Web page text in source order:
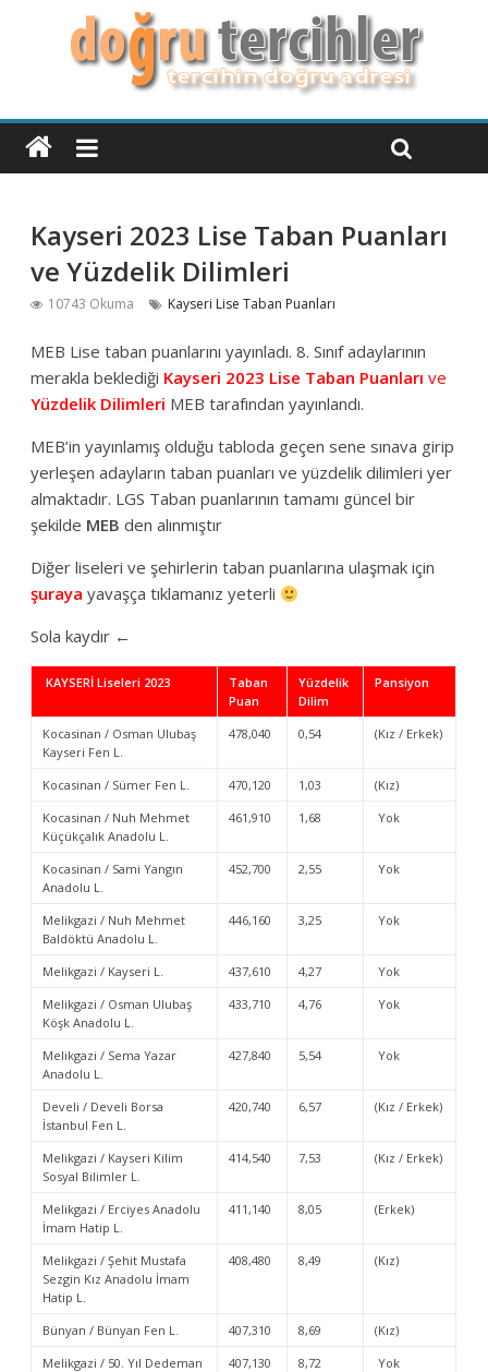
Kayseri 2023 Lise Taban Puanları
ve Yüzdelik Dilimleri
10743 Okuma Kayseri Lise Taban Puanları
MEB Lise taban puanlarını yayınladı. 8. Sınıf adaylarının
merakla beklediği Kayseri 2023 Lise Taban Puanları ve
Yüzdelik Dilimleri MEB tarafından yayınlandı.
MEB’in yayınlamış olduğu tabloda geçen sene sınava girip
yerleşen adayların taban puanları ve yüzdelik dilimleri yer
almaktadır. LGS Taban puanlarının tamamı güncel bir
şekilde MEBden alınmıştır
Diğer liseleri ve şehirlerin taban puanlarına ulaşmak için
şuraya yavaşça tıklamanız yeterli
Sola kaydır ←
KAYSERİ Liseleri 2023
Taban
Puan
Yüzdelik
Dilim
Pansiyon
Kocasinan / Osman Ulubaş
Kayseri Fen L.
478,040 0,54 (Kız / Erkek)
Kocasinan / Sümer Fen L. 470,120 1,03
(Kız)
Kocasinan / Nuh Mehmet
Küçükçalık Anadolu L.
461,910 1,68 Yok
Kocasinan / Sami Yangın
Anadolu L.
452,700 2,55 Yok
Melikgazi / Nuh Mehmet
Baldöktü Anadolu L.
446,160 3,25 Yok
Melikgazi / Kayseri L. 437,610 4,27
Yok
Melikgazi / Osman Ulubaş
Köşk Anadolu L.
433,710 4,76 Yok
Melikgazi / Sema Yazar
Anadolu L.
427,840 5,54 Yok
Develi / Develi Borsa
İstanbul Fen L.
420,740 6,57 (Kız / Erkek)
Melikgazi / Kayseri Kilim
Sosyal Bilimler L.
414,540 7,53 (Kız / Erkek)
Melikgazi / Erciyes Anadolu
İmam Hatip L.
411,140 8,05 (Erkek)
Melikgazi / Şehit Mustafa
Sezgin Kız Anadolu İmam
Hatip L.
408,480 8,49 (Kız)
Bünyan / Bünyan Fen L. 407,310 8,69
(Kız)
Melikgazi / 50. Yıl Dedeman
407,130 8,72 Yok